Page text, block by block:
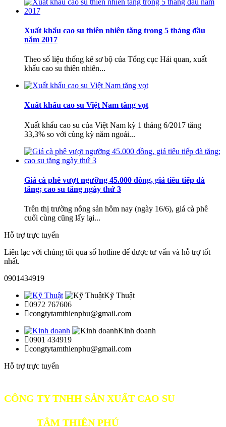
Tấm mút xốp eva lót pallet
Giá: Liên hệ
Mút eva trắng 40mm bế hộp
Giá:Liên hệ
Giá:Liên hệ
Xuất khẩu cao su thiên nhiên tăng trong 5 tháng đầu
năm 2017
Theo số liệu thống kê sơ bộ của Tổng cục Hải quan, xuất
khẩu cao su thiên nhiên...
Xuất khẩu cao su Việt Nam tăng vọt
Xuất khẩu cao su của Việt Nam kỳ 1 tháng 6/2017 tăng
33,3% so với cùng kỳ năm ngoái...
Giá cà phê vượt ngưỡng 45.000 đồng, giá tiêu tiếp đà
tăng; cao su tăng ngày thứ 3
Trên thị trường nông sản hôm nay (ngày 16/6), giá cà phê
cuối cùng cũng lấy lại...
Hỗ trợ trực tuyến
Liên lạc với chúng tôi qua số hotline để được tư vấn và hỗ trợ tốt
nhất.
0901434919
Kỹ Thuật
0972 767606
congtytamthienphu@gmail.com
Kinh doanh
0901 434919
congtytamthienphu@gmail.com
Hỗ trợ trực tuyến
CÔNG TY TNHH SẢN XUẤT CAO SU
TÂM THIÊN PHÚ